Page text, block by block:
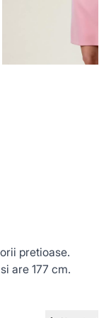
pretioase.
are 177 cm.